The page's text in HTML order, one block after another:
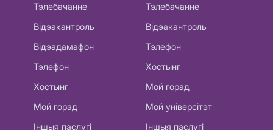
Тэлебачанне
Відэакантроль
Відэадамафон
Тэлефон
Хостынг
Мой горад
Іншыя паслугі
Тэлебачанне
Відэакантроль
Тэлефон
Хостынг
Мой горад
Мой універсітэт
Іншыя паслугі